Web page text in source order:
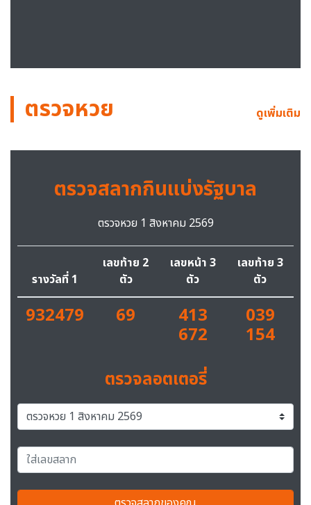
ตรวจหวย ดูเพิ่มเติม
ตรวจสลากกินแบ่งรัฐบาล
ตรวจหวย 1 สิงหาคม 2569
รางวัลที่ 1
เลขท้าย 2
ตัว
เลขหน้า 3
ตัว
เลขท้าย 3
ตัว
932479 69 413
672
039
154
ตรวจลอตเตอรี่